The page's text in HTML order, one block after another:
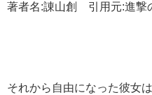
著者名:諌山創 引用元:進撃
それから自由になった彼女